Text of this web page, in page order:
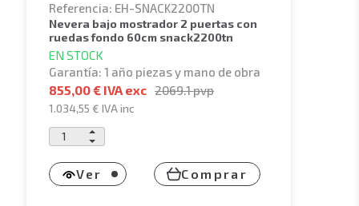
Referencia: EH-SNACK2200TN
nevera bajo mostrador 2 puertas con
ruedas fondo 60cm snack2200tn
EN STOCK
Garantía: 1 año piezas y mano de obra
855,00 € IVA exc 2069.1pvp
1.034,55 €IVA inc
Ver Comprar